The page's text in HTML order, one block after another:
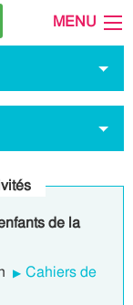
MENU
de la
Cahiers de